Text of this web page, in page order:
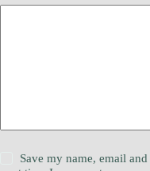
Save my name, email